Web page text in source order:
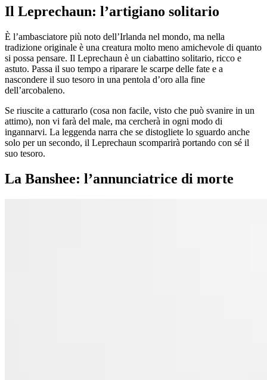
Il Leprechaun: l’artigiano solitario
È l’ambasciatore più noto dell’Irlanda nel mondo, ma nella
tradizione originale è una creatura molto meno amichevole di quanto
si possa pensare. Il Leprechaun è un ciabattino solitario, ricco e
astuto. Passa il suo tempo a riparare le scarpe delle fate e a
nascondere il suo tesoro in una pentola d’oro alla fine
dell’arcobaleno.
Se riuscite a catturarlo (cosa non facile, visto che può svanire in un
attimo), non vi farà del male, ma cercherà in ogni modo di
ingannarvi. La leggenda narra che se distogliete lo sguardo anche
solo per un secondo, il Leprechaun scomparirà portando con sé il
suo tesoro.
La Banshee: l’annunciatrice di morte